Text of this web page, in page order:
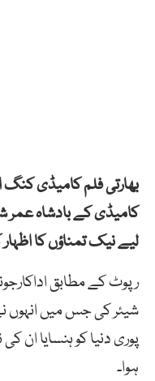
بھارتی فلم کامیڈی کنگ
کامیڈی کے بادشاہ
لیے نیک تمناؤں کا
رپوٹ کے مطابق
شیئر کی جس میں انہوں
پوری دنیا کو ہنسایا ان
ہوا۔